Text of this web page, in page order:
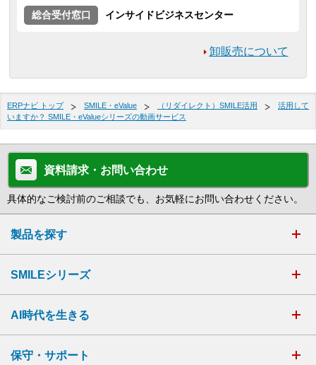
総合受付窓口
インサイドビジネスセンター
卸販売について
ERPナビ トップ SMILE・eValue （リダイレクト）SMILE活用
活用して
いますか？ SMILE・eValueシリーズの動画サービス
資料請求・お問い合わせ
具体的なご検討前のご相談でも、お気軽にお問い合わせください。
製品を探す
SMILEシリーズ
AI時代を生きる
保守・サポート